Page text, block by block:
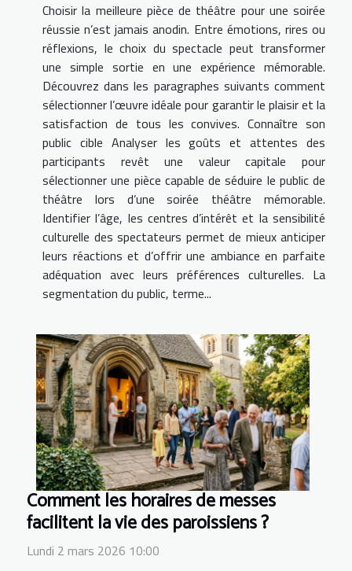
Choisir la meilleure pièce de théâtre pour une soirée
réussie n’est jamais anodin. Entre émotions, rires ou
réflexions, le choix du spectacle peut transformer
une simple sortie en une expérience mémorable.
Découvrez dans les paragraphes suivants comment
sélectionner l’œuvre idéale pour garantir le plaisir et la
satisfaction de tous les convives. Connaître son
public cible Analyser les goûts et attentes des
participants revêt une valeur capitale pour
sélectionner une pièce capable de séduire le public de
théâtre lors d’une soirée théâtre mémorable.
Identifier l’âge, les centres d’intérêt et la sensibilité
culturelle des spectateurs permet de mieux anticiper
leurs réactions et d’offrir une ambiance en parfaite
adéquation avec leurs préférences culturelles. La
segmentation du public, terme...
Comment les horaires de messes
facilitent la vie des paroissiens ?
Lundi 2 mars 2026 10:00